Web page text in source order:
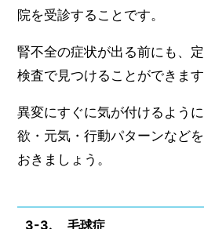
院を受診することです。
腎不全の症状が出る前にも、
検査で見つけることができます
異変にすぐに気が付けるよう
欲・元気・行動パターンなど
おきましょう。
3-3. 毛球症